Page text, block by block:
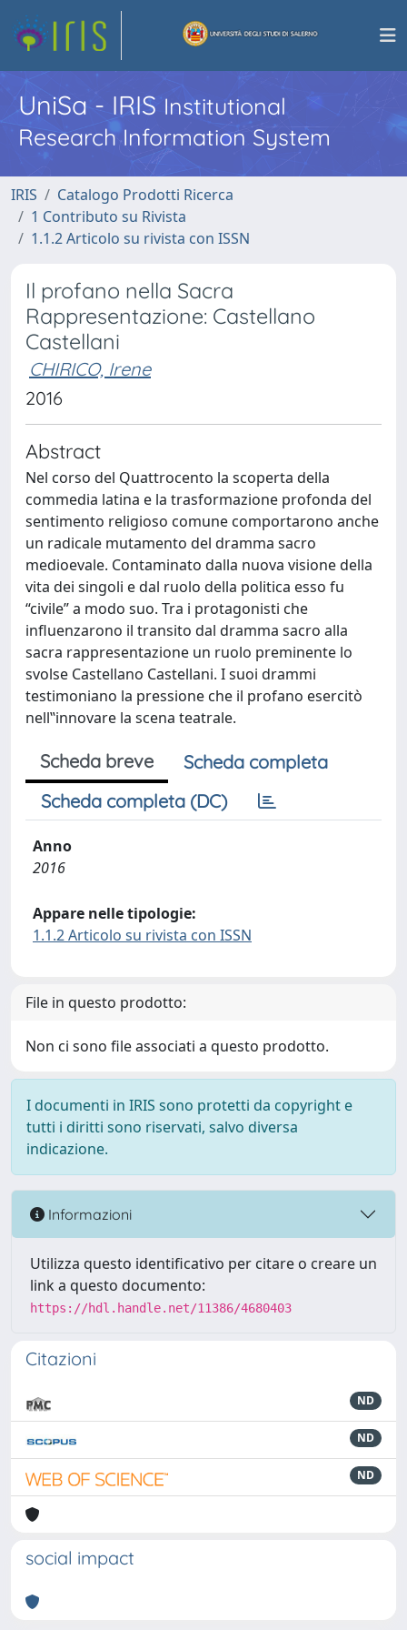
UniSa - IRISInstitutional
Research Information System
IRIS
Catalogo Prodotti Ricerca
1 Contributo su Rivista
1.1.2 Articolo su rivista con ISSN
Il profano nella Sacra
Rappresentazione: Castellano
Castellani
CHIRICO, Irene
2016
Abstract
Nel corso del Quattrocento la scoperta della
commedia latina e la trasformazione profonda del
sentimento religioso comune comportarono anche
un radicale mutamento del dramma sacro
medioevale. Contaminato dalla nuova visione della
vita dei singoli e dal ruolo della politica esso fu
“civile” a modo suo. Tra i protagonisti che
influenzarono il transito dal dramma sacro alla
sacra rappresentazione un ruolo preminente lo
svolse Castellano Castellani. I suoi drammi
testimoniano la pressione che il profano esercitò
nell‟innovare la scena teatrale.
Scheda breve
Scheda completa
Scheda completa (DC)
Anno
2016
Appare nelle tipologie:
1.1.2 Articolo su rivista con ISSN
File in questo prodotto:
Non ci sono file associati a questo prodotto.
I documenti in IRIS sono protetti da copyright e
tutti i diritti sono riservati, salvo diversa
indicazione.
Informazioni
Utilizza questo identificativo per citare o creare un
link a questo documento:
https://hdl.handle.net/11386/4680403
Citazioni
ND
ND
ND
social impact